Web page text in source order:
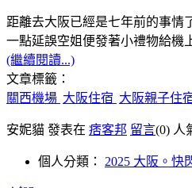
距離去大阪已經是七年前的事情
一點延誤空姐便發著小禮物給機
(繼續閱讀...)
文章標籤：
關西機場 大阪住宿 大阪親子住
安妮貓 發表在 痞客邦 留言(0) 人
個人分類： 2025 大阪。快